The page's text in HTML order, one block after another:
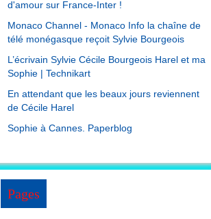
d'amour sur France-Inter !
Monaco Channel - Monaco Info la chaîne de
télé monégasque reçoit Sylvie Bourgeois
L’écrivain Sylvie Cécile Bourgeois Harel et ma
Sophie | Technikart
En attendant que les beaux jours reviennent
de Cécile Harel
Sophie à Cannes. Paperblog
Pages